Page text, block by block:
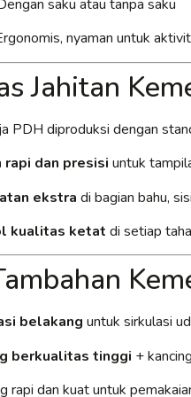
saku atau tanpa saku
nyaman untuk
Jahitan
PDH diproduksi dengan
rapi dan presisi untuk
ekstra di bagian bahu,
kualitas ketat di setiap
belakang untuk sirkulasi
berkualitas tinggi +
rapi dan kuat untuk